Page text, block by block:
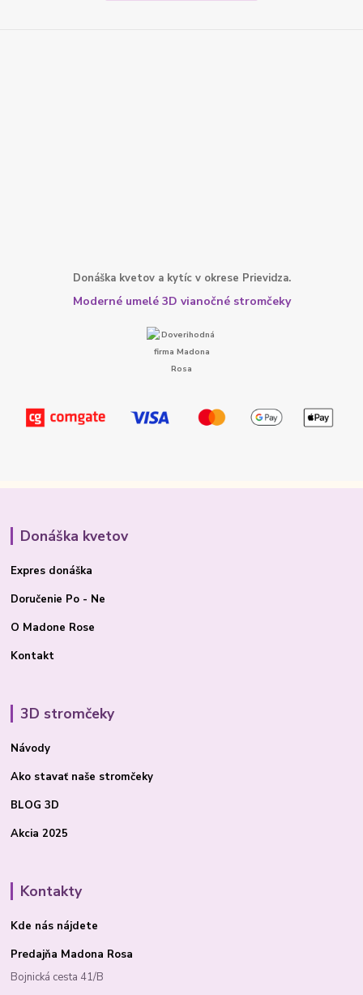
Donáška kvetov a kytíc v okrese Prievidza.
Moderné umelé 3D vianočné stromčeky
Donáška kvetov
Expres donáška
Doručenie Po - Ne
O Madone Rose
Kontakt
3D stromčeky
Návody
Ako stavať naše stromčeky
BLOG 3D
Akcia 2025
Kontakty
Kde nás nájdete
Predajňa Madona Rosa
Bojnická cesta 41/B